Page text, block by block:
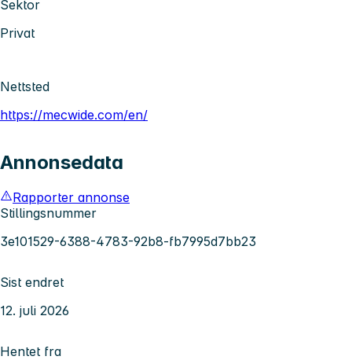
Sektor
Privat
Nettsted
https://mecwide.com/en/
Annonsedata
Rapporter annonse
Stillingsnummer
3e101529-6388-4783-92b8-fb7995d7bb23
Sist endret
12. juli 2026
Hentet fra